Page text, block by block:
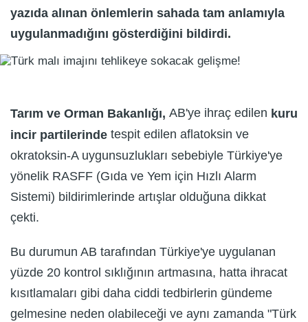
yazıda alınan önlemlerin sahada tam anlamıyla
uygulanmadığını gösterdiğini bildirdi.
Tarım ve Orman Bakanlığı, AB'ye ihraç edilen kuru
incir partilerinde tespit edilen aflatoksin ve
okratoksin-A uygunsuzlukları sebebiyle Türkiye'ye
yönelik RASFF (Gıda ve Yem için Hızlı Alarm
Sistemi) bildirimlerinde artışlar olduğuna dikkat
çekti.
Bu durumun AB tarafından Türkiye'ye uygulanan
yüzde 20 kontrol sıklığının artmasına, hatta ihracat
kısıtlamaları gibi daha ciddi tedbirlerin gündeme
gelmesine neden olabileceği ve aynı zamanda "Türk